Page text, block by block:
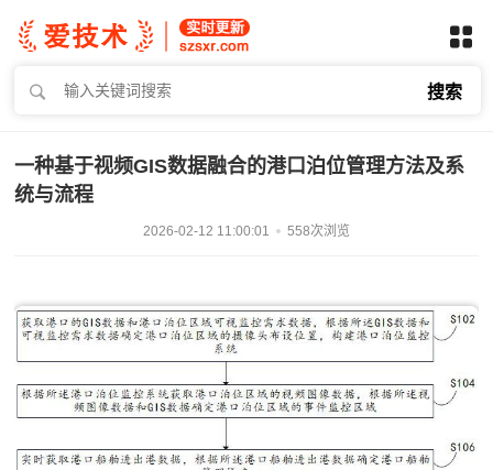
搜索
一种基于视频GIS数据融合的港口泊位管理方法及系
统与流程
2026-02-12 11:00:01 558次浏览